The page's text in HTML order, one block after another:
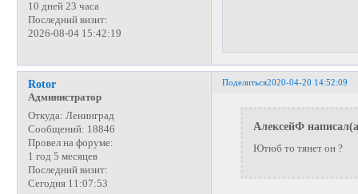
10 дней 23 часа
Последний визит:
2026-08-04 15:42:19
Поделиться2020-04-20 14:52:09
Rotor
Администратор
Откуда: Ленинград
Сообщений: 18846
Провел на форуме:
1 год 5 месяцев
Последний визит:
Сегодня 11:07:53
АлексейФ
Ютюб то тянет он ?